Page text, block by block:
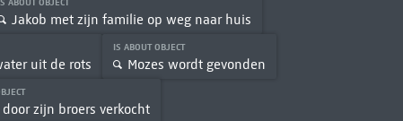
Jakob met zijn familie op weg naar huis
uit de rots
IS ABOUT OBJECT
Mozes wordt gevonden
door zijn broers verkocht